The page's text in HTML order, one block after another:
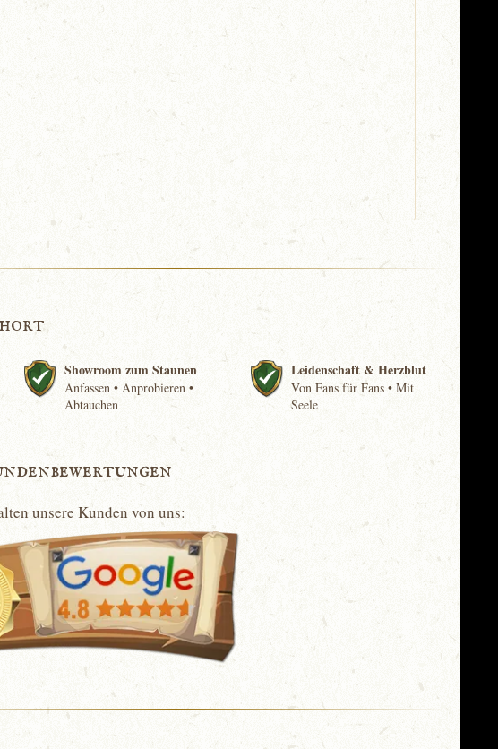
Showroom zum Staunen
Anfassen • Anprobieren •
Abtauchen
Leidenschaft & Herzblut
Von Fans für Fans • Mit
Seele
unsere Kunden von uns: